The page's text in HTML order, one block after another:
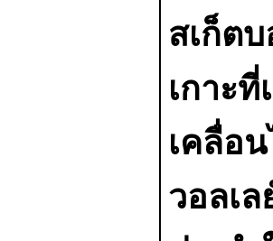
สเก็ต
เกาะ
เคลื่อ
วอลเ